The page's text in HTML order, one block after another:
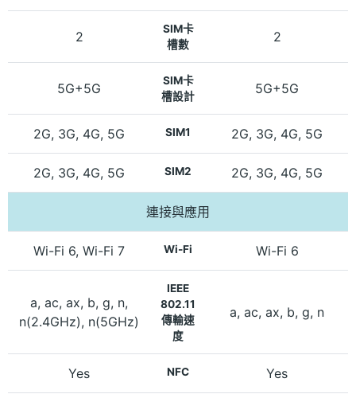
2
SIM卡
槽數
2
5G+5G
SIM卡
槽設計
5G+5G
2G, 3G, 4G, 5G SIM1 2G, 3G, 4G, 5G
2G, 3G, 4G, 5G SIM2 2G, 3G, 4G, 5G
連接與應用
Wi-Fi 6, Wi-Fi 7 Wi-Fi Wi-Fi 6
a, ac, ax, b, g, n,
n(2.4GHz), n(5GHz)
IEEE
802.11
傳輸速
度
a, ac, ax, b, g, n
Yes NFC Yes